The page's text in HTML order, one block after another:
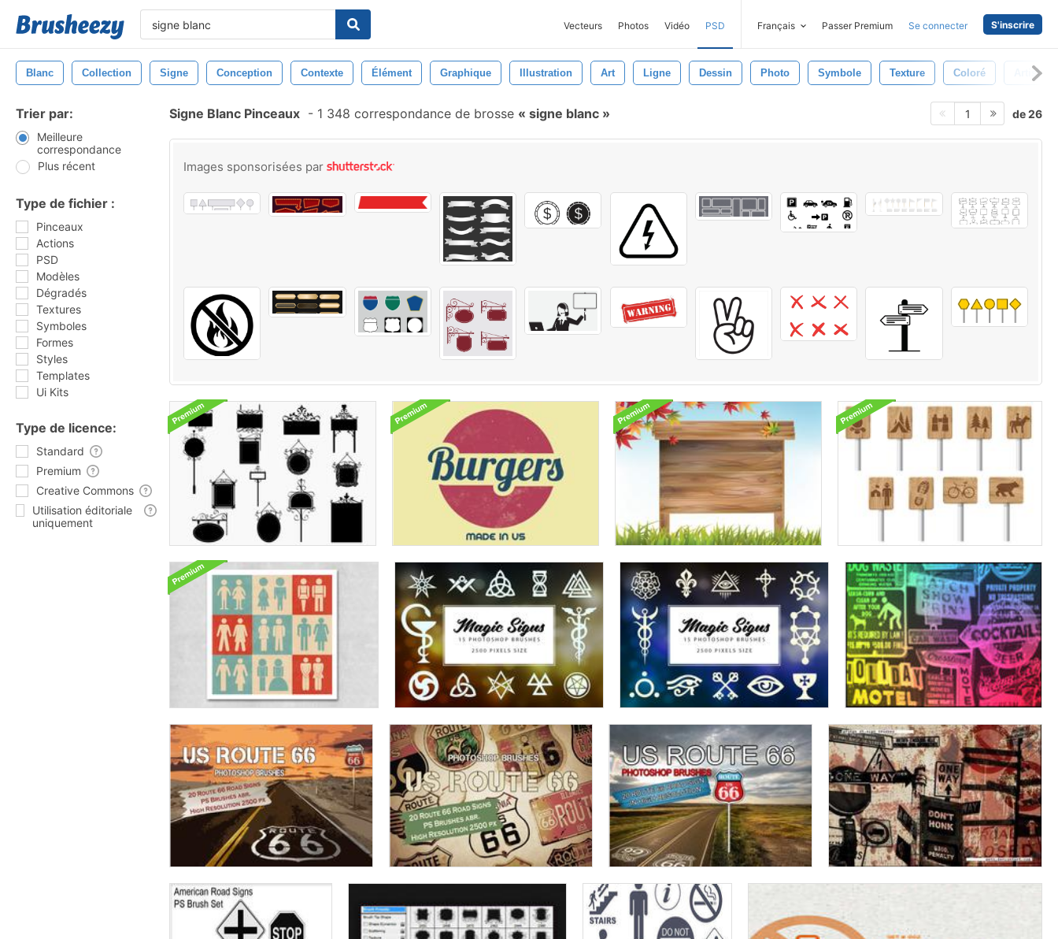
Vecteurs Photos Vidéo PSD Français Passer Premium Se connecter S'inscrire
Blanc Collection Signe Conception Contexte Élément Graphique Illustration Art Ligne Dessin Photo Symbole Texture Coloré
Trier par:
Meilleure
correspondance
Plus récent
Type de fichier :
Pinceaux
Actions
PSD
Modèles
Dégradés
Textures
Symboles
Formes
Styles
Templates
Ui Kits
Type de licence:
Standard
Premium
Creative Commons
Utilisation éditoriale
uniquement
Signe Blanc Pinceaux - 1 348 correspondance de brosse signe blanc 1 de 26
Images sponsorisées par